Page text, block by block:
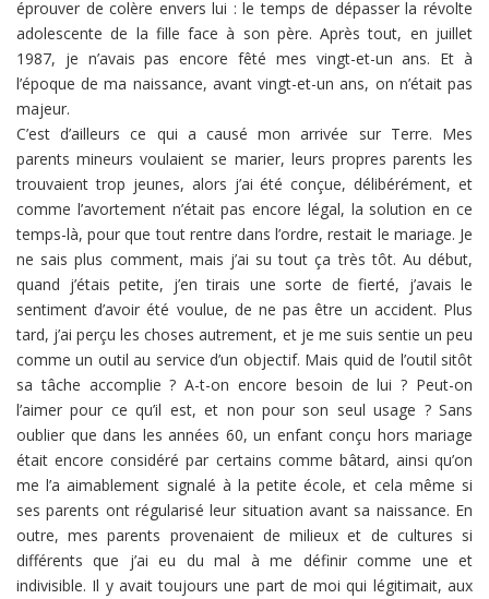
éprouver de colère envers lui : le temps de dépasser la révolte
adolescente de la fille face à son père. Après tout, en juillet
1987, je n’avais pas encore fêté mes vingt-et-un ans. Et à
l’époque de ma naissance, avant vingt-et-un ans, on n’était pas
majeur.
C’est d’ailleurs ce qui a causé mon arrivée sur Terre. Mes
parents mineurs voulaient se marier, leurs propres parents les
trouvaient trop jeunes, alors j’ai été conçue, délibérément, et
comme l’avortement n’était pas encore légal, la solution en ce
temps-là, pour que tout rentre dans l’ordre, restait le mariage. Je
ne sais plus comment, mais j’ai su tout ça très tôt. Au début,
quand j’étais petite, j’en tirais une sorte de fierté, j’avais le
sentiment d’avoir été voulue, de ne pas être un accident. Plus
tard, j’ai perçu les choses autrement, et je me suis sentie un peu
comme un outil au service d’un objectif. Mais quid de l’outil sitôt
sa tâche accomplie ? A-t-on encore besoin de lui ? Peut-on
l’aimer pour ce qu’il est, et non pour son seul usage ? Sans
oublier que dans les années 60, un enfant conçu hors mariage
était encore considéré par certains comme bâtard, ainsi qu’on
me l’a aimablement signalé à la petite école, et cela même si
ses parents ont régularisé leur situation avant sa naissance. En
outre, mes parents provenaient de milieux et de cultures si
différents que j’ai eu du mal à me définir comme une et
indivisible. Il y avait toujours une part de moi qui légitimait, aux